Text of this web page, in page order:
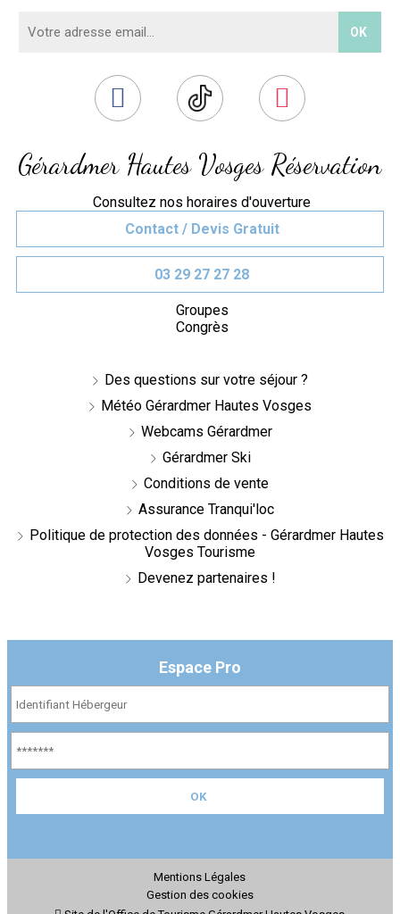
Gérardmer Hautes Vosges Réservation
Consultez nos horaires d'ouverture
Contact / Devis Gratuit
03 29 27 27 28
Groupes
Congrès
Des questions sur votre séjour ?
Météo Gérardmer Hautes Vosges
Webcams Gérardmer
Gérardmer Ski
Conditions de vente
Assurance Tranqui'loc
Politique de protection des données - Gérardmer Hautes
Vosges Tourisme
Devenez partenaires !
Espace Pro
Mentions Légales
Gestion des cookies